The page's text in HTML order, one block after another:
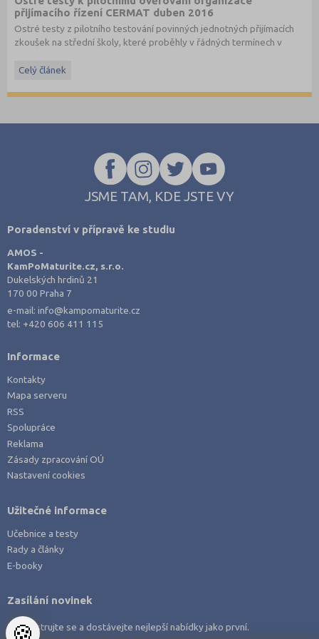
přijímacího řízení CERMAT duben 2016
Ostré testy z pilotního testování povinných jednotných přijímacích
zkoušek na střední školy, které proběhly v řádných termínech v
Stáhněte si ostré i ilustrační testy
Celý článek
JSME TAM, KDE JSTE VY
Poradenství v přípravě ke studiu
AMOS -
KamPoMaturite.cz, s.r.o.
Dukelských hrdinů 21
170 00 Praha 7
e-mail:info@kampomaturite.cz
tel: +420 606 411 115
Informace
Kontakty
Mapa serveru
RSS
Spolupráce
Reklama
Zásady zpracování OÚ
Nastavení cookies
Užitečné informace
Učebnice a testy
Rady a články
E-booky
Zasílání novinek
Zaregistrujte se a dostávejte nejlepší nabídky jako první.
🍪